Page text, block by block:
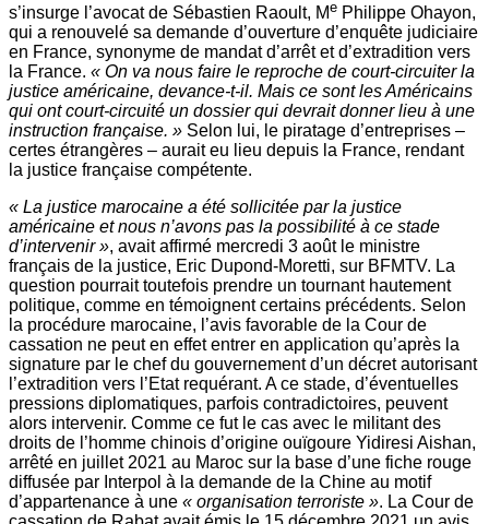
s’insurge l’avocat de Sébastien Raoult, Me Philippe Ohayon,
qui a renouvelé sa demande d’ouverture d’enquête judiciaire
en France, synonyme de mandat d’arrêt et d’extradition vers
la France. « On va nous faire le reproche de court-circuiter la
justice américaine, devance-­t-­il. Mais ce sont les Américains
qui ont court-­circuité un dossier qui devrait donner lieu à une
instruction française. » Selon lui, le piratage d’entreprises –
certes étrangères – aurait eu lieu depuis la France, rendant
la justice française compétente.
« La justice marocaine a été sollicitée par la justice
américaine et nous n’avons pas la possibilité à ce stade
d’intervenir », avait affirmé mercredi 3 août le ministre
français de la justice, Eric Dupond-Moretti, sur BFM­TV. La
question pourrait toutefois prendre un tournant hautement
politique, comme en témoignent certains précédents. Selon
la procédure marocaine, l’avis favorable de la Cour de
cassation ne peut en effet entrer en application qu’après la
signature par le chef du gouvernement d’un décret autorisant
l’extradition vers l’Etat requérant. A ce stade, d’éventuelles
pressions diplomatiques, parfois contradictoires, peuvent
alors intervenir. Comme ce fut le cas avec le militant des
droits de l’homme chinois d’origine ouïgoure Yidiresi Aishan,
arrêté en juillet 2021 au Maroc sur la base d’une fiche rouge
diffusée par Interpol à la demande de la Chine au motif
d’appartenance à une « organisation terroriste ». La Cour de